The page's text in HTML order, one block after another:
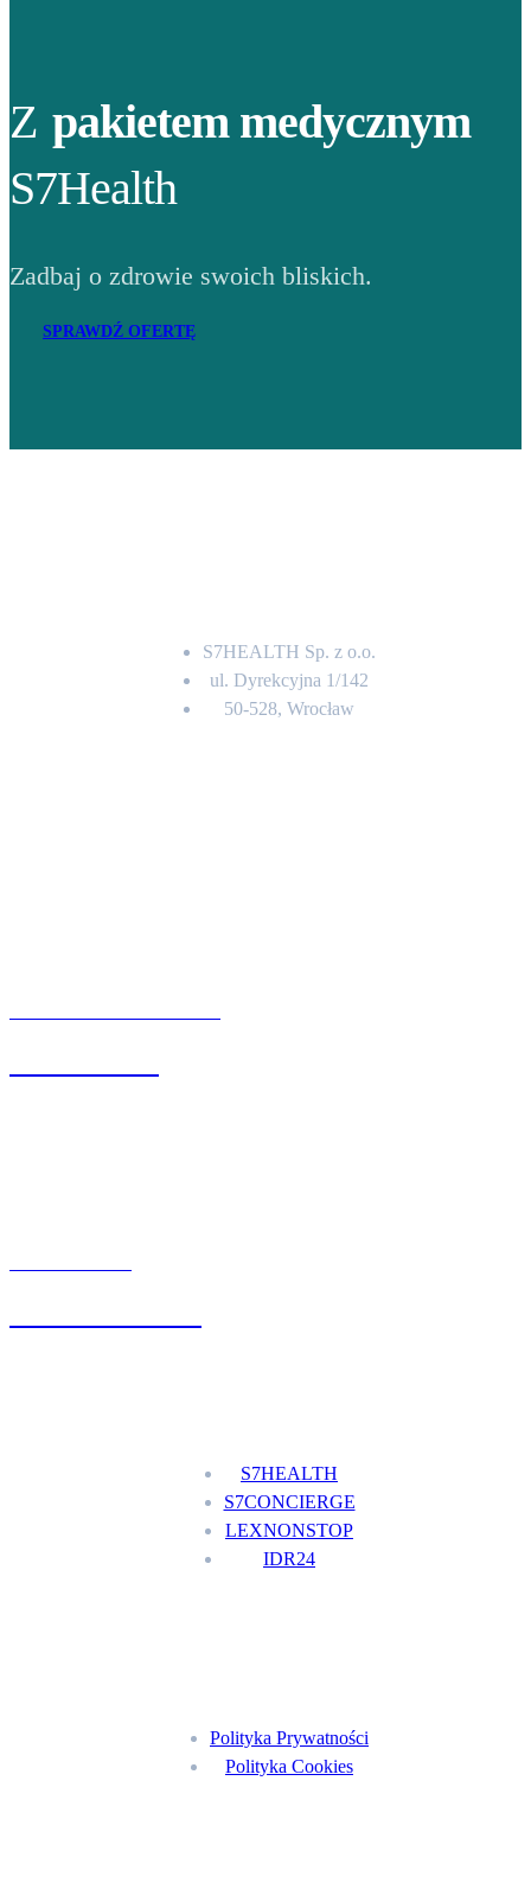
Z pakietem medycznym
S7Health
Zadbaj o zdrowie swoich bliskich.
SPRAWDŹ OFERTĘ
S7HEALTH Sp. z o.o.
ul. Dyrekcyjna 1/142
50-528, Wrocław
S7HEALTH
S7CONCIERGE
LEXNONSTOP
IDR24
Polityka Prywatności
Polityka Cookies